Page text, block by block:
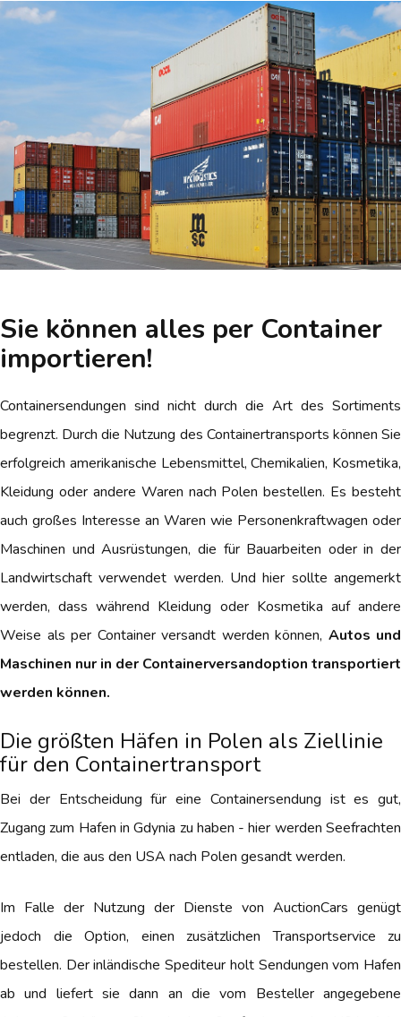
Sie können alles per Container
importieren!
Containersendungen sind nicht durch die Art des Sortiments
begrenzt. Durch die Nutzung des Containertransports können Sie
erfolgreich amerikanische Lebensmittel, Chemikalien, Kosmetika,
Kleidung oder andere Waren nach Polen bestellen. Es besteht
auch großes Interesse an Waren wie Personenkraftwagen oder
Maschinen und Ausrüstungen, die für Bauarbeiten oder in der
Landwirtschaft verwendet werden. Und hier sollte angemerkt
werden, dass während Kleidung oder Kosmetika auf andere
Weise als per Container versandt werden können, Autos und
Maschinen nur in der Containerversandoption transportiert
werden können.
Die größten Häfen in Polen als Ziellinie
für den Containertransport
Bei der Entscheidung für eine Containersendung ist es gut,
Zugang zum Hafen in Gdynia zu haben - hier werden Seefrachten
entladen, die aus den USA nach Polen gesandt werden.
Im Falle der Nutzung der Dienste von AuctionCars genügt
jedoch die Option, einen zusätzlichen Transportservice zu
bestellen. Der inländische Spediteur holt Sendungen vom Hafen
ab und liefert sie dann an die vom Besteller angegebene